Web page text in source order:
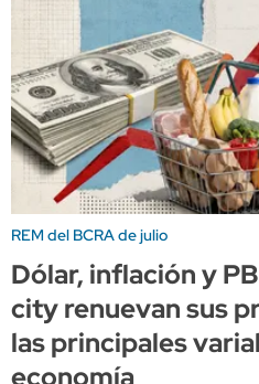
REM del BCRA de julio
Dólar, inflación y
city renuevan sus
las principales
economía